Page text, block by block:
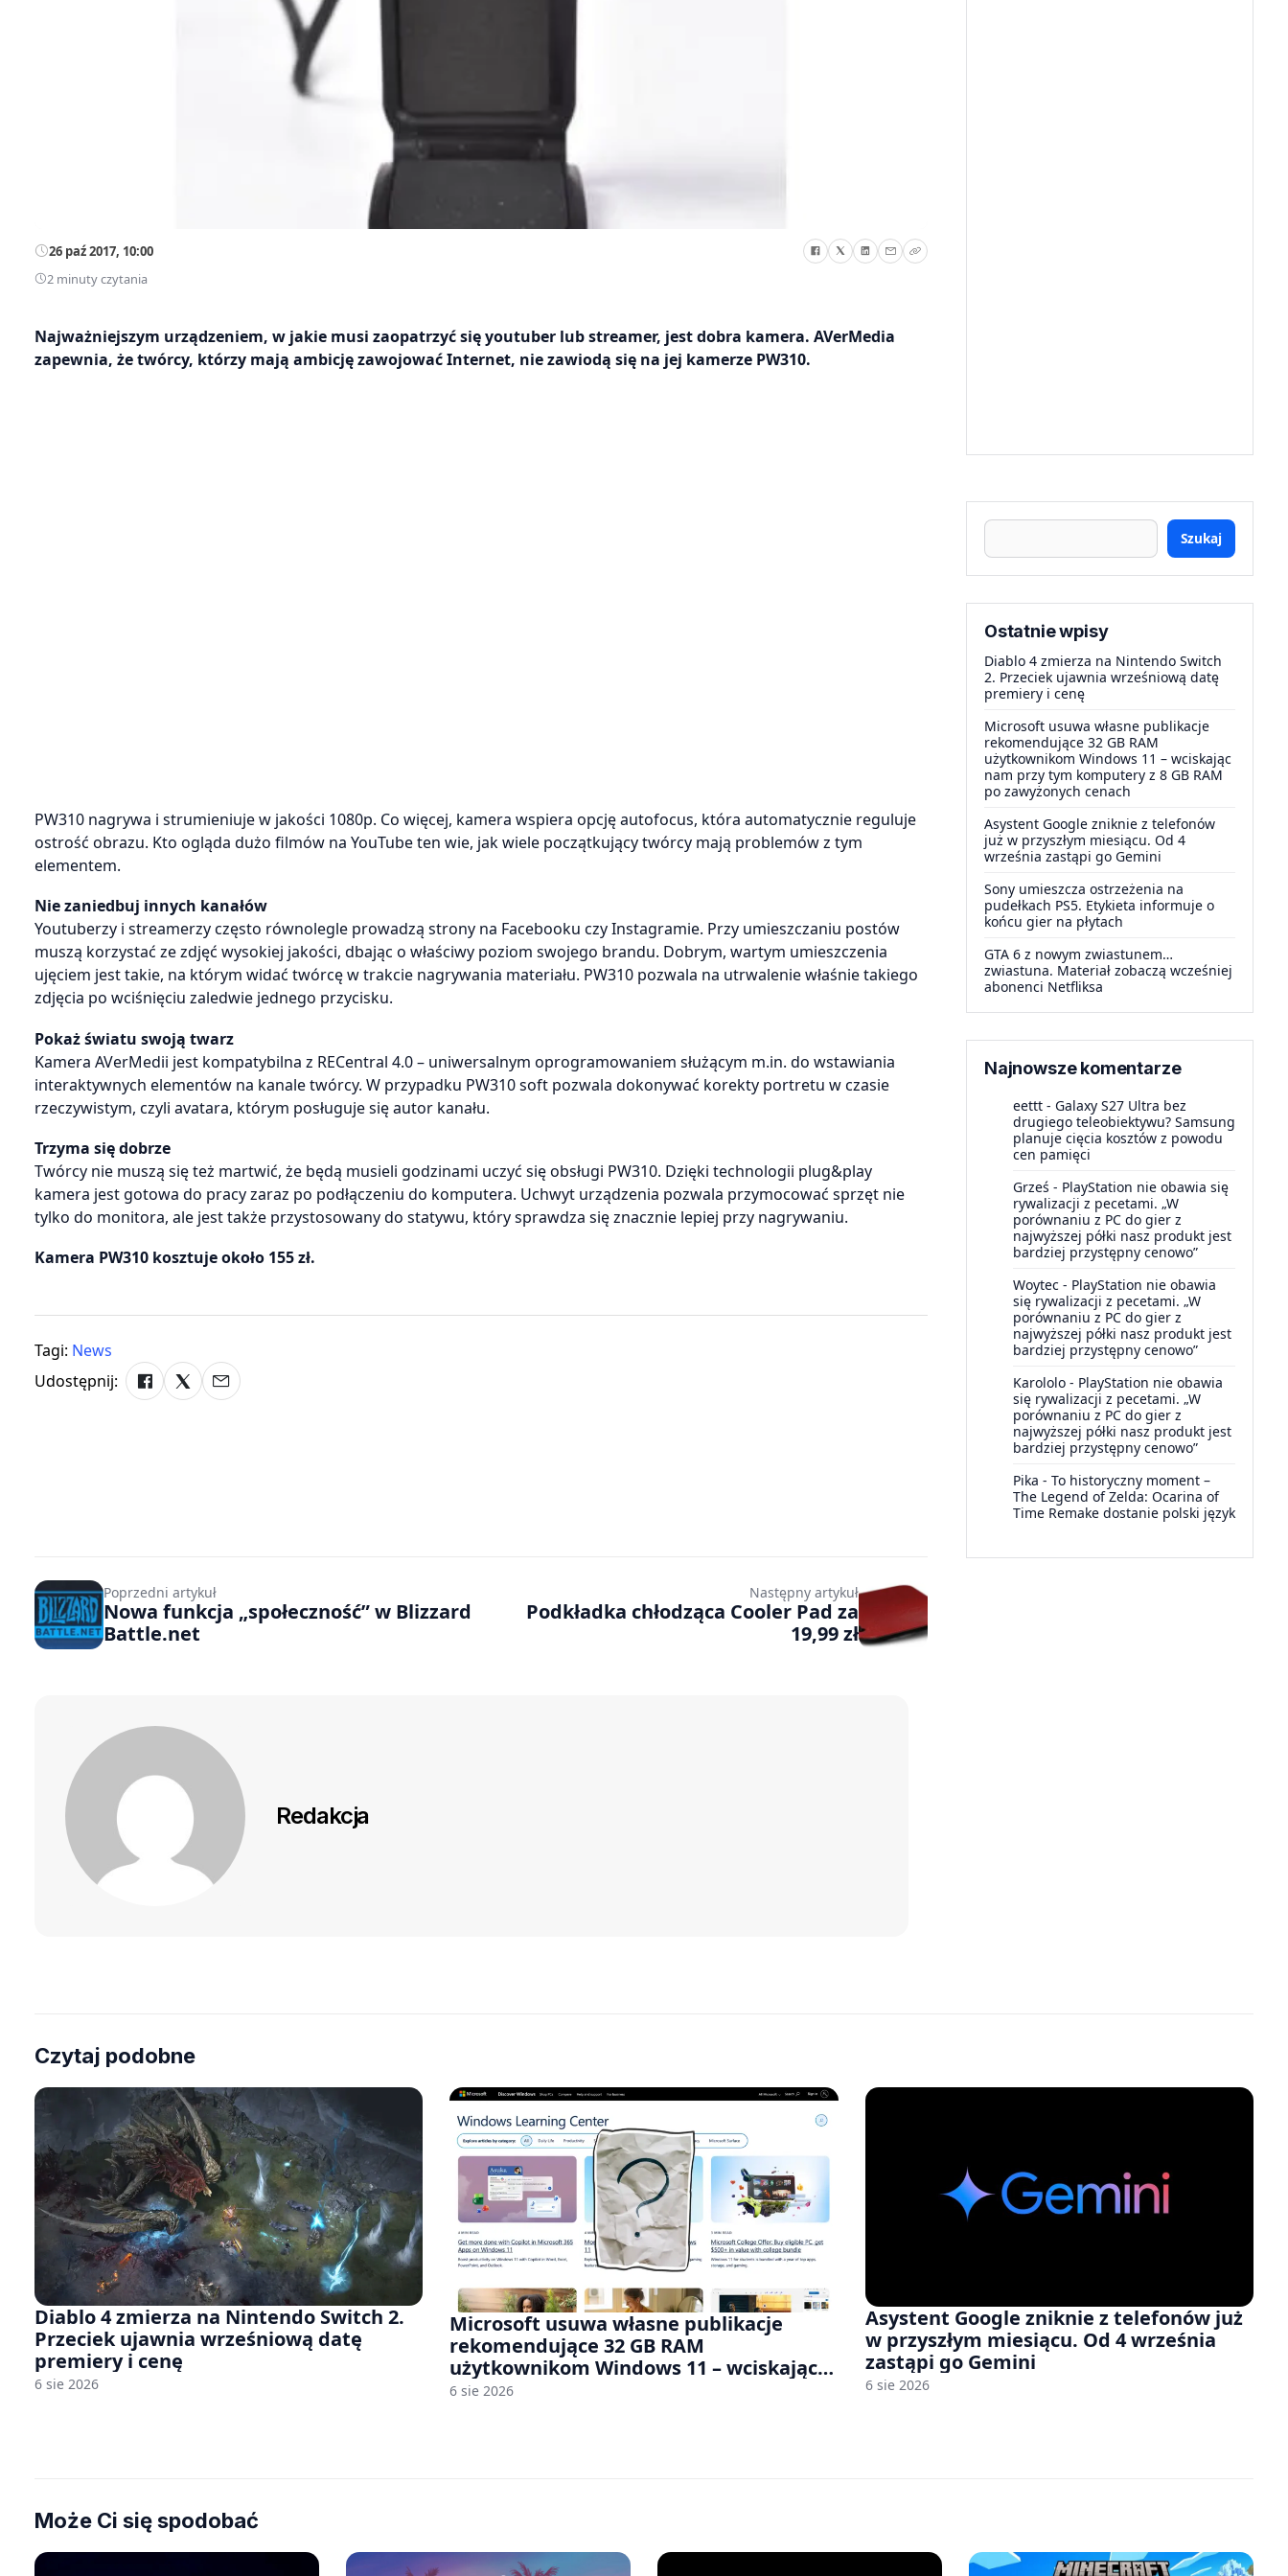
26 paź 2017, 10:00
2 minuty czytania
Najważniejszym urządzeniem, w jakie musi zaopatrzyć się youtuber lub streamer, jest dobra kamera. AVerMedia
zapewnia, że twórcy, którzy mają ambicję zawojować Internet, nie zawiodą się na jej kamerze PW310.
PW310 nagrywa i strumieniuje w jakości 1080p. Co więcej, kamera wspiera opcję autofocus, która automatycznie reguluje
ostrość obrazu. Kto ogląda dużo filmów na YouTube ten wie, jak wiele początkujący twórcy mają problemów z tym
elementem.
Nie zaniedbuj innych kanałów
Youtuberzy i streamerzy często równolegle prowadzą strony na Facebooku czy Instagramie. Przy umieszczaniu postów
muszą korzystać ze zdjęć wysokiej jakości, dbając o właściwy poziom swojego brandu. Dobrym, wartym umieszczenia
ujęciem jest takie, na którym widać twórcę w trakcie nagrywania materiału. PW310 pozwala na utrwalenie właśnie takiego
zdjęcia po wciśnięciu zaledwie jednego przycisku.
Pokaż światu swoją twarz
Kamera AVerMedii jest kompatybilna z RECentral 4.0 – uniwersalnym oprogramowaniem służącym m.in. do wstawiania
interaktywnych elementów na kanale twórcy. W przypadku PW310 soft pozwala dokonywać korekty portretu w czasie
rzeczywistym, czyli avatara, którym posługuje się autor kanału.
Trzyma się dobrze
Twórcy nie muszą się też martwić, że będą musieli godzinami uczyć się obsługi PW310. Dzięki technologii plug&play
kamera jest gotowa do pracy zaraz po podłączeniu do komputera. Uchwyt urządzenia pozwala przymocować sprzęt nie
tylko do monitora, ale jest także przystosowany do statywu, który sprawdza się znacznie lepiej przy nagrywaniu.
Kamera PW310 kosztuje około 155 zł.
Tagi: News
Udostępnij:
Szukaj
Ostatnie wpisy
Diablo 4 zmierza na Nintendo Switch
2. Przeciek ujawnia wrześniową datę
premiery i cenę
Microsoft usuwa własne publikacje
rekomendujące 32 GB RAM
użytkownikom Windows 11 – wciskając
nam przy tym komputery z 8 GB RAM
po zawyżonych cenach
Asystent Google zniknie z telefonów
już w przyszłym miesiącu. Od 4
września zastąpi go Gemini
Sony umieszcza ostrzeżenia na
pudełkach PS5. Etykieta informuje o
końcu gier na płytach
GTA 6 z nowym zwiastunem…
zwiastuna. Materiał zobaczą wcześniej
abonenci Netfliksa
Najnowsze komentarze
eettt - Galaxy S27 Ultra bez
drugiego teleobiektywu? Samsung
planuje cięcia kosztów z powodu
cen pamięci
Grześ - PlayStation nie obawia się
rywalizacji z pecetami. „W
porównaniu z PC do gier z
najwyższej półki nasz produkt jest
bardziej przystępny cenowo”
Woytec - PlayStation nie obawia
się rywalizacji z pecetami. „W
porównaniu z PC do gier z
najwyższej półki nasz produkt jest
bardziej przystępny cenowo”
Karololo - PlayStation nie obawia
się rywalizacji z pecetami. „W
porównaniu z PC do gier z
najwyższej półki nasz produkt jest
bardziej przystępny cenowo”
Pika - To historyczny moment –
The Legend of Zelda: Ocarina of
Time Remake dostanie polski język
Poprzedni artykuł
Nowa funkcja „społeczność” w Blizzard
Battle.net
Następny artykuł
Podkładka chłodząca Cooler Pad za
19,99 zł
Redakcja
Czytaj podobne
Diablo 4 zmierza na Nintendo Switch 2.
Przeciek ujawnia wrześniową datę
premiery i cenę
6 sie 2026
Microsoft usuwa własne publikacje
rekomendujące 32 GB RAM
użytkownikom Windows 11 – wciskając
nam przy tym komputery z 8 GB RAM po
6 sie 2026
Asystent Google zniknie z telefonów już
w przyszłym miesiącu. Od 4 września
zastąpi go Gemini
6 sie 2026
Może Ci się spodobać